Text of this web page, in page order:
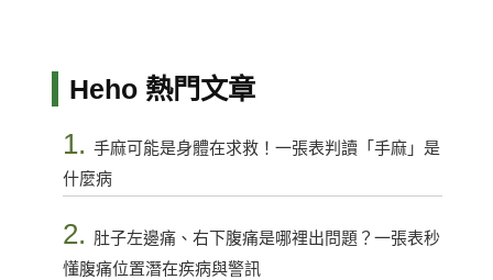
Heho 熱門文章
1. 手麻可能是身體在求救！一張表判讀「手麻」是
什麼病
2. 肚子左邊痛、右下腹痛是哪裡出問題？一張表秒
懂腹痛位置潛在疾病與警訊